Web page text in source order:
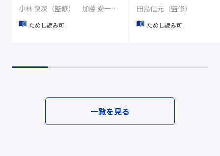
小林 快次（監修） 加藤 愛一（イラスト）
ためし読み可
田島信元（監修）
ためし読み可
一覧を見る